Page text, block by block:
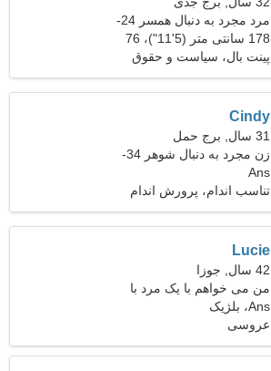
مرد مجرد به دنبال همسر 24-
29
178 سانتی متر (5'11")، 76
کیلوگرم (167 پوند)
پینت بال، سیاست و حقوق
Cindy
31 سال, برج حمل
زن مجرد به دنبال شوهر 34-
39
Ans
تناسب اندام، پرورش اندام
Lucie
42 سال, جوزا
من می خواهم با یک مرد با
درایت آشنا شوم
Ans، بلژیک
عروسی